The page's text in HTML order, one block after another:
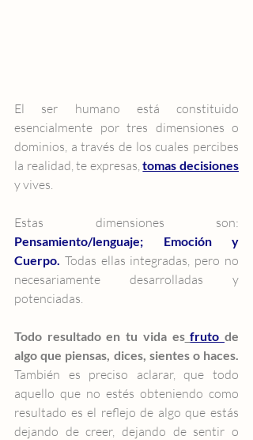
El ser humano está constituido
esencialmente por tres dimensiones o
dominios, a través de los cuales percibes
la realidad, te expresas, tomas decisiones
y vives.
Estas dimensiones son:
Pensamiento/lenguaje; Emoción y
Cuerpo. Todas ellas integradas, pero no
necesariamente desarrolladas y
potenciadas.
Todo resultado en tu vida es fruto de
algo que piensas, dices, sientes o haces.
También es preciso aclarar, que todo
aquello que no estés obteniendo como
resultado es el reflejo de algo que estás
dejando de creer, dejando de sentir o